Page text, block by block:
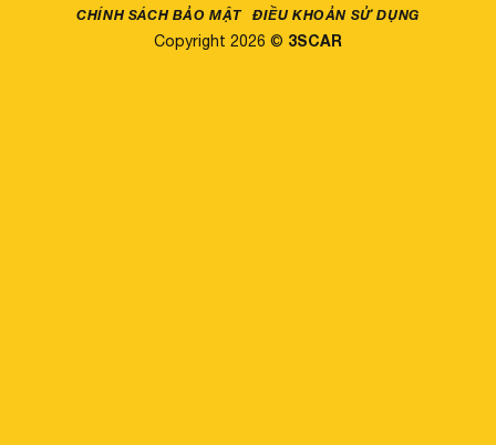
CHÍNH SÁCH BẢO MẬT ĐIỀU KHOẢN SỬ DỤNG
Copyright 2026 © 3SCAR